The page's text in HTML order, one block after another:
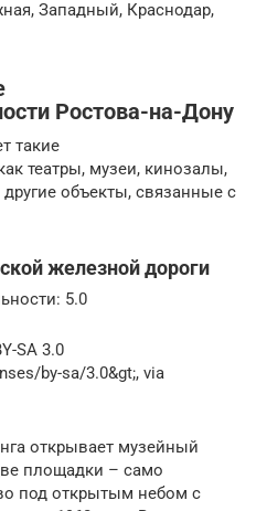
Западный, Краснодар,
Ростова-на-Дону
такие
театры, музеи, кинозалы,
объекты, связанные с
железной дороги
5.0
SA 3.0
by-sa/3.0&gt;, via
открывает музейный
площадки – само
под открытым небом с